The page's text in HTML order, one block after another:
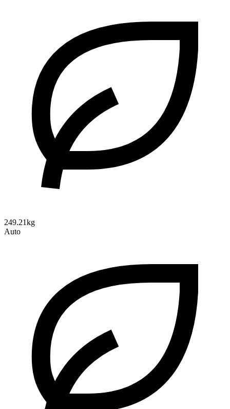
249.21kg
Auto